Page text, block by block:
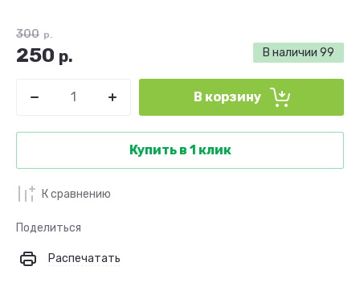
В наличии 99
300 р.
250 р.
В корзину
Купить в 1 клик
К сравнению
Поделиться
Распечатать